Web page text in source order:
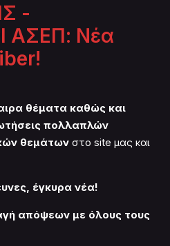
-
ΑΣΕΠ: Νέα
θέματα καθώς και
πολλαπλών
θεμάτων στο site μας και
έγκυρα νέα!
απόψεων με όλους τους